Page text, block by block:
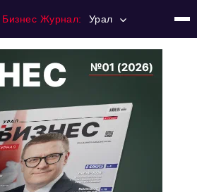
Бизнес Журнал: Урал